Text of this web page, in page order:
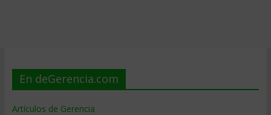
En deGerencia.com
Artículos de Gerencia